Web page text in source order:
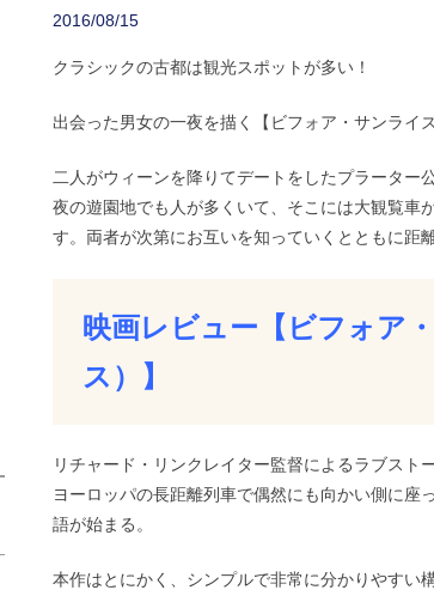
2016/08/15
クラシックの古都は観光スポットが多い！
出会った男女の一夜を描く【ビフォア・サンライ
二人がウィーンを降りてデートをしたプラーター公
夜の遊園地でも人が多くいて、そこには大観覧車
す。両者が次第にお互いを知っていくとともに距
映画レビュー【ビフォア
ス）】
リチャード・リンクレイター監督によるラブストー
ヨーロッパの長距離列車で偶然にも向かい側に座
語が始まる。
本作はとにかく、シンプルで非常に分かりやすい